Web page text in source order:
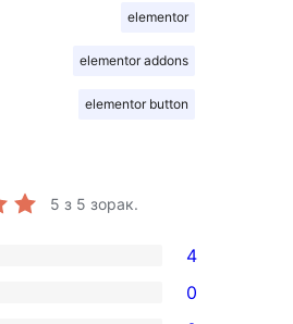
elementor
elementor addons
elementor button
5 з 5 зорак.
4
0